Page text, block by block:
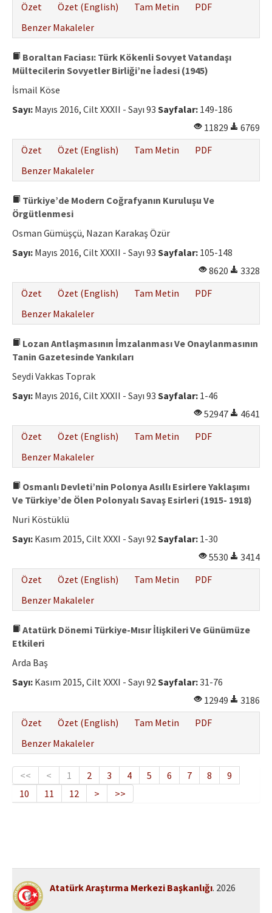
Özet
Özet (English) Tam Metin
PDF
Benzer Makaleler
Boraltan Faciası: Türk Kökenli Sovyet Vatandaşı
Mültecilerin Sovyetler Birliği’ne İadesi (1945)
İsmail Köse
Sayı: Mayıs 2016, Cilt XXXII - Sayı 93 Sayfalar: 149-186
11829
6769
Özet
Özet (English) Tam Metin
PDF
Benzer Makaleler
Türkiye’de Modern Coğrafyanın Kuruluşu Ve
Örgütlenmesi
Osman Gümüşçü, Nazan Karakaş Özür
Sayı: Mayıs 2016, Cilt XXXII - Sayı 93 Sayfalar: 105-148
8620
3328
Özet
Özet (English) Tam Metin
PDF
Benzer Makaleler
Lozan Antlaşmasının İmzalanması Ve Onaylanmasının
Tanin Gazetesinde Yankıları
Seydi Vakkas Toprak
Sayı: Mayıs 2016, Cilt XXXII - Sayı 93 Sayfalar: 1-46
52947
4641
Özet
Özet (English) Tam Metin
PDF
Benzer Makaleler
Osmanlı Devleti’nin Polonya Asıllı Esirlere Yaklaşımı
Ve Türkiye’de Ölen Polonyalı Savaş Esirleri (1915- 1918)
Nuri Köstüklü
Sayı: Kasım 2015, Cilt XXXI - Sayı 92Sayfalar: 1-30
5530
3414
Özet
Özet (English) Tam Metin
PDF
Benzer Makaleler
Atatürk Dönemi Türkiye-Mısır İlişkileri Ve Günümüze
Etkileri
Arda Baş
Sayı: Kasım 2015, Cilt XXXI - Sayı 92Sayfalar:31-76
12949
3186
Özet
Özet (English) Tam Metin
PDF
Benzer Makaleler
<< < 1 2 3 4 5 6 7 8
9
10
11 12 > >>
Atatürk Araştırma Merkezi Başkanlığı. 2026